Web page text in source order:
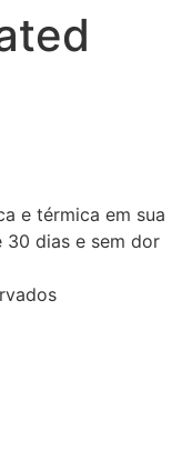
e térmica em sua
30 dias e sem dor